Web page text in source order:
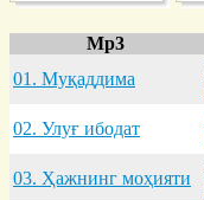
Mp3
01. Муқaддимa
02. Улуғ ибодaт
03. Ҳaжнинг моҳияти